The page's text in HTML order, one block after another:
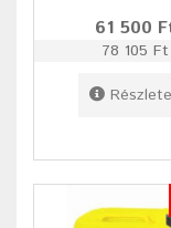
61 500
78 105 Ft